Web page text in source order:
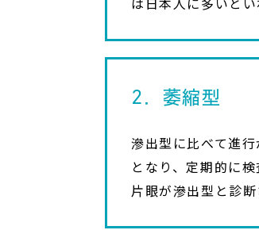
2．萎縮型
滲出型に比べて進
となり、定期的に
片眼が滲出型と診